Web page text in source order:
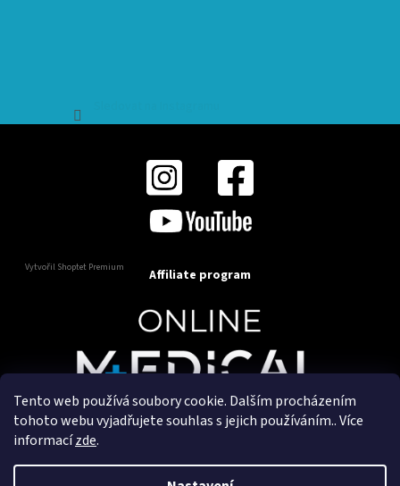
Tento web používá soubory cookie. Dalším procházením
tohoto webu vyjadřujete souhlas s jejich používáním.. Více
informacízde.
Vytvořil Shoptet Premium Affiliate program
Copyright 2025OnlineMedical.cz. Všechna práva
Vytvořil a marketingově zajišťuje